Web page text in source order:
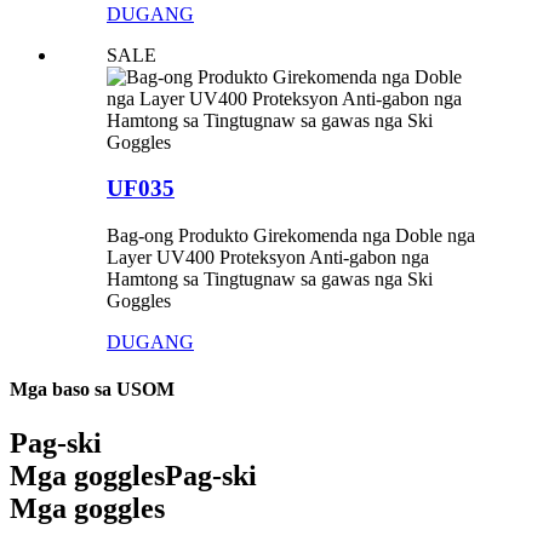
DUGANG
SALE
UF035
Bag-ong Produkto Girekomenda nga Doble nga
Layer UV400 Proteksyon Anti-gabon nga
Hamtong sa Tingtugnaw sa gawas nga Ski
Goggles
DUGANG
Mga baso sa USOM
Pag-ski
Mga gogglesPag-ski
Mga goggles